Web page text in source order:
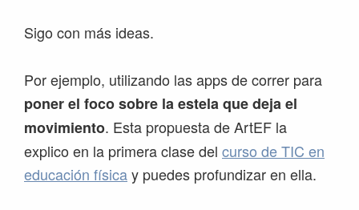
Sigo con más ideas.
Por ejemplo, utilizando las apps de correr para
poner el foco sobre la estela que deja el
movimiento. Esta propuesta de ArtEF la
explico en la primera clase del curso de TIC en
educación físicay puedes profundizar en ella.